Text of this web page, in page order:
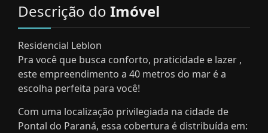
Descrição do Imóvel
Residencial Leblon
Pra você que busca conforto, praticidade e lazer ,
este empreendimento a 40 metros do mar é a
escolha perfeita para você!
Com uma localização privilegiada na cidade de
Pontal do Paraná, essa cobertura é distribuída em: